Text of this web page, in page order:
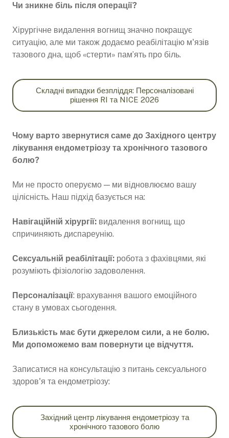
Чи зникне біль після операції?
Хірургічне видалення вогнищ значно покращує
ситуацію, але ми також додаємо реабілітацію м'язів
тазового дна, щоб «стерти» пам’ять про біль.
Складні випадки безпліддя: Персоналізовані
рішення RI та NICE 2026
Чому варто звернутися саме до Західного центру
лікування ендометріозу та хронічного тазового
болю?
Ми не просто оперуємо — ми відновлюємо вашу
цілісність. Наш підхід базується на:
Навігаційній хірургії: видалення вогнищ, що
спричиняють диспареунію.
Сексуальній реабілітації: робота з фахівцями, які
розуміють фізіологію задоволення.
Персоналізації: врахування вашого емоційного
стану в умовах сьогодення.
Близькість має бути джерелом сили, а не болю.
Ми допоможемо вам повернути це відчуття.
Записатися на консультацію з питань сексуального
здоров'я та ендометріозу:
Західний центр лікування ендометріозу та
хронічного тазового болю